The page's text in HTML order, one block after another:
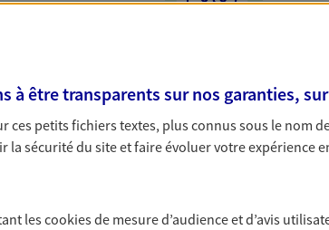
en apprenant à vous
en cas de
à être transparents sur nos garanties,
ces petits fichiers textes, plus connus sous le nom
sécurité du site et faire évoluer votre expérience
lescookiesde mesure d’audience et d’avis